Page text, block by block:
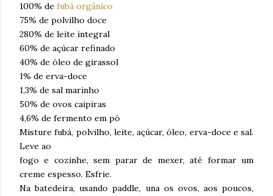
100% de fubá orgânico
75% de polvilho doce
280% de leite integral
60% de açúcar refinado
40% de óleo de girassol
1% de erva-doce
1,3% de sal marinho
50% de ovos caipiras
4,6% de fermento em pó
Misture fubá, polvilho, leite, açúcar, óleo, erva-doce e sal.
Leve ao
fogo e cozinhe, sem parar de mexer, até formar um
creme espesso. Esfrie.
Na batedeira, usando paddle, una os ovos, aos poucos,